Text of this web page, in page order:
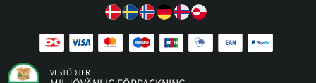
VI STÖDJER